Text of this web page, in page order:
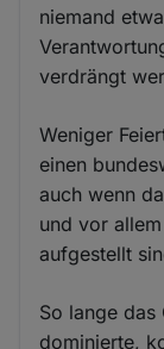
niemand
verdrängt
Weniger
einen
auch wenn
und vor
aufgestellt
So lange das
dominierte,